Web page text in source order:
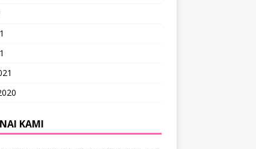
KAMI